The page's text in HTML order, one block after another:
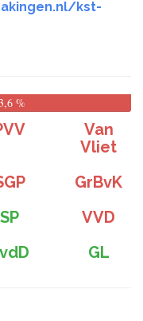
kst-
%
Van
Vliet
GrBvK
SP
VVD
GL